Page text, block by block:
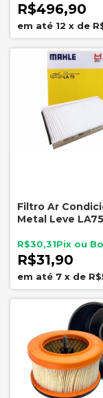
R$496,90
12 x de
Filtro Ar
Metal Leve
R$31,90
R$30,31
7 x de